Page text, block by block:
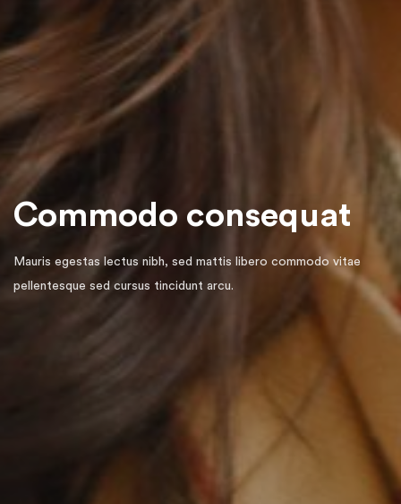
Commodo consequat
Mauris egestas lectus nibh, sed mattis libero commodo vitae
pellentesque sed cursus tincidunt arcu.